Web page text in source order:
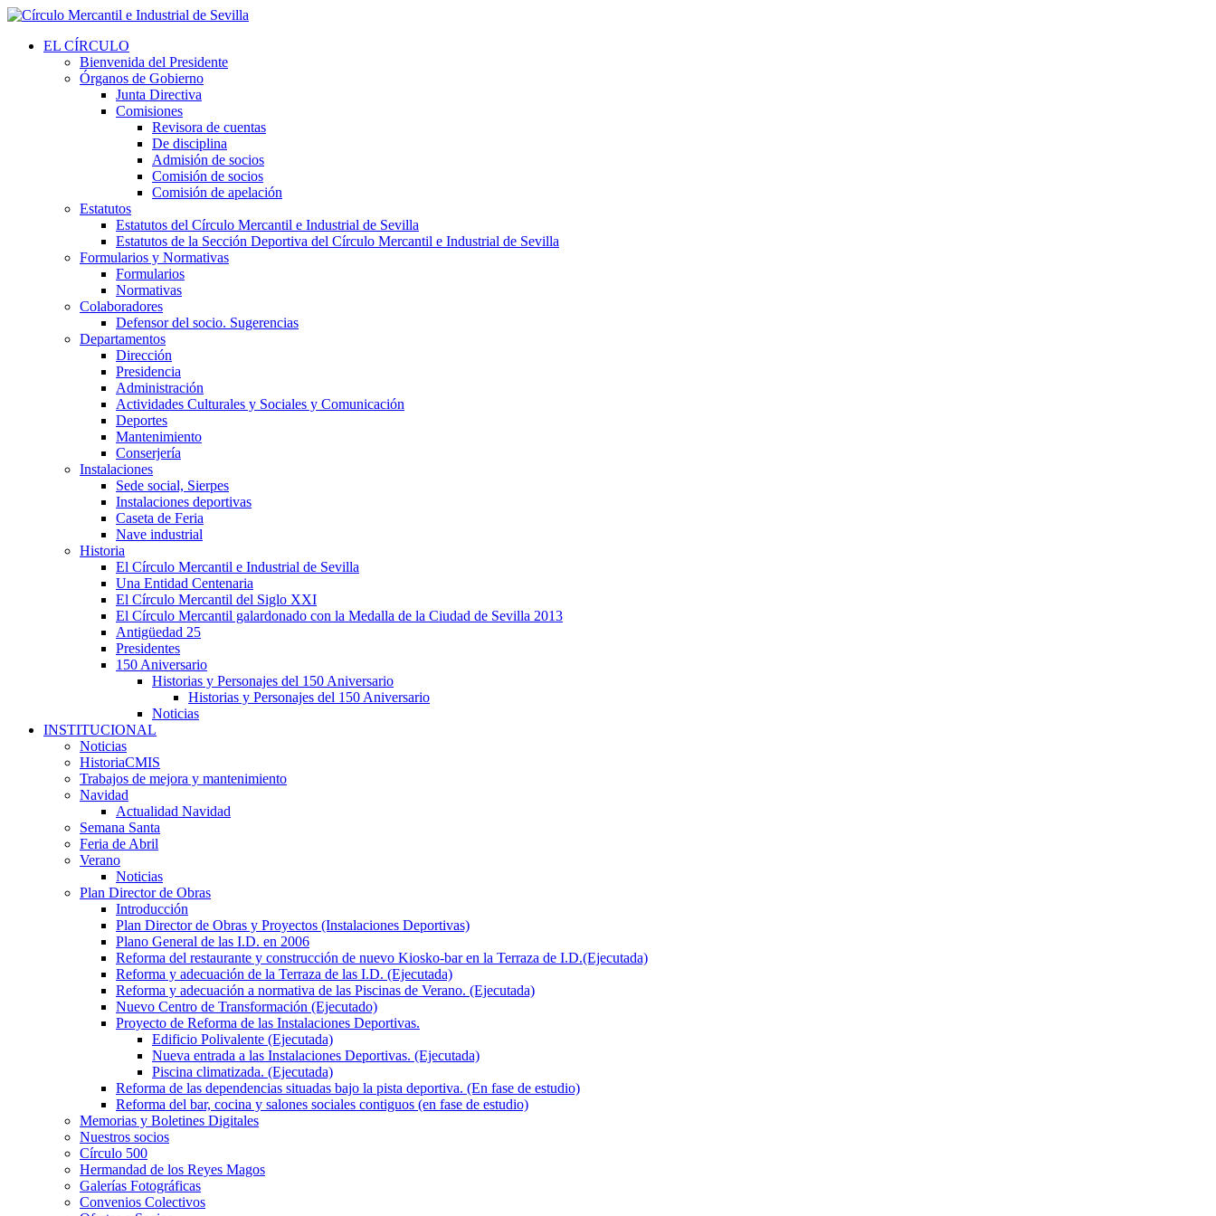
EL CÍRCULO
Bienvenida del Presidente
Órganos de Gobierno
Junta Directiva
Comisiones
Revisora de cuentas
De disciplina
Admisión de socios
Comisión de socios
Comisión de apelación
Estatutos
Estatutos del Círculo Mercantil e Industrial de Sevilla
Estatutos de la Sección Deportiva del Círculo Mercantil e Industrial de Sevilla
Formularios y Normativas
Formularios
Normativas
Colaboradores
Defensor del socio. Sugerencias
Departamentos
Dirección
Presidencia
Administración
Actividades Culturales y Sociales y Comunicación
Deportes
Mantenimiento
Conserjería
Instalaciones
Sede social, Sierpes
Instalaciones deportivas
Caseta de Feria
Nave industrial
Historia
El Círculo Mercantil e Industrial de Sevilla
Una Entidad Centenaria
El Círculo Mercantil del Siglo XXI
El Círculo Mercantil galardonado con la Medalla de la Ciudad de Sevilla 2013
Antigüedad 25
Presidentes
150 Aniversario
Historias y Personajes del 150 Aniversario
Historias y Personajes del 150 Aniversario
Noticias
INSTITUCIONAL
Noticias
HistoriaCMIS
Trabajos de mejora y mantenimiento
Navidad
Actualidad Navidad
Semana Santa
Feria de Abril
Verano
Noticias
Plan Director de Obras
Introducción
Plan Director de Obras y Proyectos (Instalaciones Deportivas)
Plano General de las I.D. en 2006
Reforma del restaurante y construcción de nuevo Kiosko-bar en la Terraza de I.D.(Ejecutada)
Reforma y adecuación de la Terraza de las I.D. (Ejecutada)
Reforma y adecuación a normativa de las Piscinas de Verano. (Ejecutada)
Nuevo Centro de Transformación (Ejecutado)
Proyecto de Reforma de las Instalaciones Deportivas.
Edificio Polivalente (Ejecutada)
Nueva entrada a las Instalaciones Deportivas. (Ejecutada)
Piscina climatizada. (Ejecutada)
Reforma de las dependencias situadas bajo la pista deportiva. (En fase de estudio)
Reforma del bar, cocina y salones sociales contiguos (en fase de estudio)
Memorias y Boletines Digitales
Nuestros socios
Círculo 500
Hermandad de los Reyes Magos
Galerías Fotográficas
Convenios Colectivos